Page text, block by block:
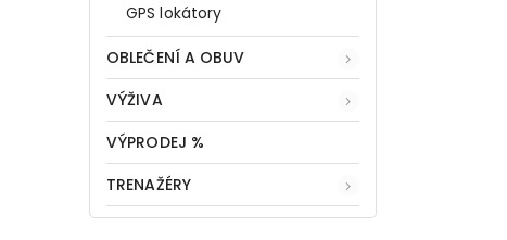
GPS lokátory
OBLEČENÍ A OBUV
VÝŽIVA
VÝPRODEJ %
TRENAŽÉRY